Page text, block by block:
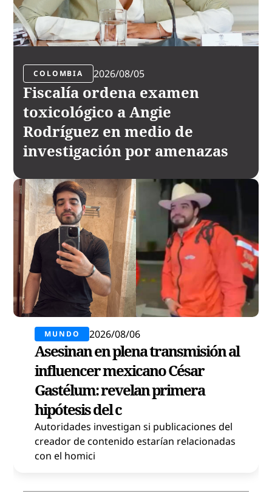
MUNDO 2026/08/06
Asesinan en plena transmisión al
influencer mexicano César
Gastélum: revelan primera
hipótesis del c
Autoridades investigan si publicaciones del
creador de contenido estarían relacionadas
con el homici
COLOMBIA 2026/08/05
Fiscalía ordena examen
toxicológico a Angie
Rodríguez en medio de
investigación por amenazas